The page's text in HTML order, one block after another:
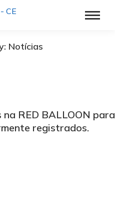
Notícias
RED BALLOON para
registrados.